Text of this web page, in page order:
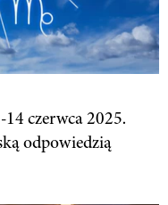
czerwca 2025.
odpowiedzią